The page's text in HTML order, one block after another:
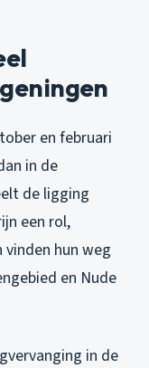
en februari
in de
de ligging
een rol,
hun weg
en Nude
in de